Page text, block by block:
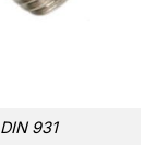
931